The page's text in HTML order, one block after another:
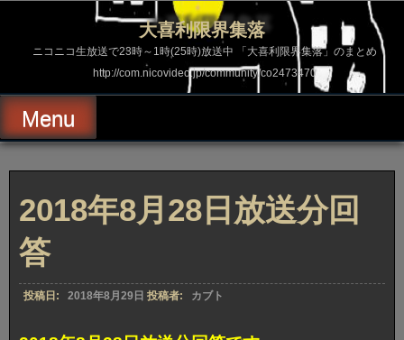
ス
ッ
プ
大喜利限界集落
ニコニコ生放送で23時～1時(25時)放送中 「大喜利限界集落」のまとめ
http://com.nicovideo.jp/community/co2473470
Menu
2018年8月28日放送分回
答
投稿日: 2018年8月29日 投稿者: カブト